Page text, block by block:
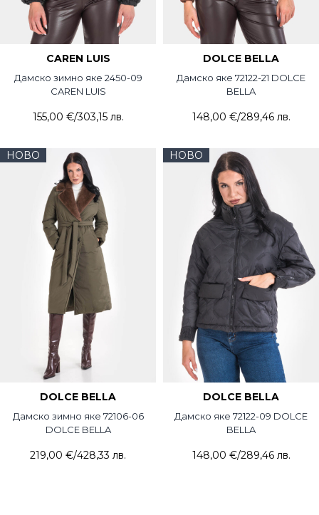
CAREN LUIS
Дамско зимно яке 2450-09
CAREN LUIS
155,00 €/303,15 лв.
DOLCE BELLA
Дамско яке 72122-21 DOLCE
BELLA
148,00 €/289,46 лв.
НОВО
DOLCE BELLA
Дамско зимно яке 72106-06
DOLCE BELLA
219,00 €/428,33 лв.
НОВО
DOLCE BELLA
Дамско яке 72122-09 DOLCE
BELLA
148,00 €/289,46 лв.